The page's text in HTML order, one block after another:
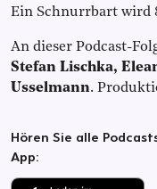
Ein Schnurrbart wird
An dieser Podcast-
Stefan Lischka,
Usselmann.
Hören Sie alle
App: